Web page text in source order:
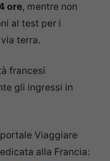
ore, mentre non
al test per i
terra.
francesi
gli ingressi in
Viaggiare
alla Francia: